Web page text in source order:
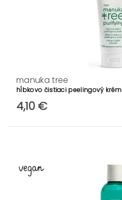
manuka tree
hĺbkovo čistiaci peelingový krém
4,10 €